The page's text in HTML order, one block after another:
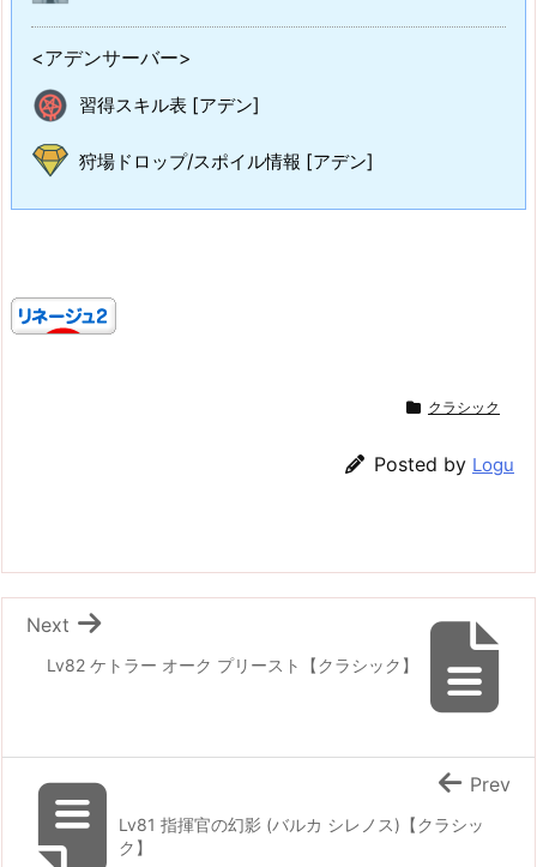
<アデンサーバー>
習得スキル表 [アデン]
狩場ドロップ/スポイル情報 [アデン]
クラシック
Posted by Logu
Lv82 ケトラー オーク プリースト【クラシック】
Next
Lv81 指揮官の幻影 (バルカ シレノス)【クラシッ
ク】
Prev